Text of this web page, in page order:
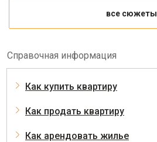
все сюжеты
Справочная информация
Как купить квартиру
Как продать квартиру
Как арендовать жилье